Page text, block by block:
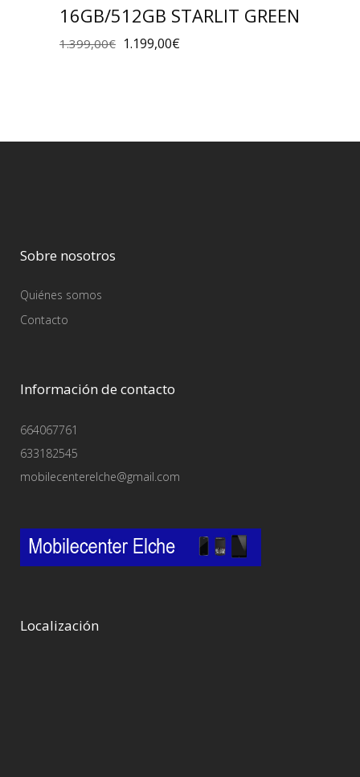
16GB/512GB STARLIT GREEN
1.399,00€ 1.199,00€
Sobre nosotros
Quiénes somos
Contacto
Información de contacto
664067761
633182545
mobilecenterelche@gmail.com
Localización